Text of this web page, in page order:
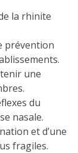
la rhinite
prévention
une
du
nasale.
et d’une
fragiles.